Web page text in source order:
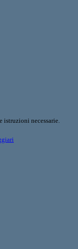
istruzioni necessarie.